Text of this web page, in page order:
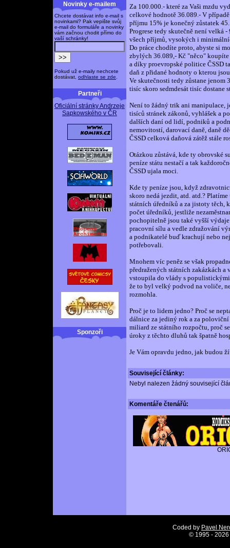
Novinky e-mailem
Chcete dostávat info e-mail s
novinkami? Pak vepište svůj
e-mail do formuláře a novinky
vám začnou chodit přímo do
vaší schránky!
Pokud už e-maily nechcete
dostávat, odhlaste se zde
Partneři
Oficiální stránky Andrzeje
Sapkowského v ČR
Sponzoři
Za 100.000.- které za Vaši mzdu
celkové hodnotě 36.089.- V
příjmu 15% je konečný zůstatek
Progrese tedy skutečně není velká
všech příjmů, vysokých i
Do práce chodíte proto, abyste si
zbylých 36.089,- Kč "něco"
a díky proevropské politice ČSSD
daň z přidané hodnoty o kterou
Ve skutečnosti tedy zůstane jenom
tisíc skoro sedmdesát tisíc dostane
Není to žádný trik ani manipulace,
tisíců stránek zákonů, vyhlášek a
dalších daní od lidí, podniků a
nemovitostí, darovací daně, daně
ČSSD celková daňová zátěž stále
Otázkou zůstává, kde ty obrovské
peníze státu nestačí a tak
ČSSD ujala moci.
Kde ty peníze jsou, když
skoro nedá jezdit, atd. atd.?
státních úředníků a za jistoty těch,
počet úředníků, jestliže
pochopitelně jsou také vyšší
pracovní sílu a vedle zdražování
a podnikatelé buď krachují nebo
potřebovali.
Mnohem víc peněz se však
předražených státních zakázkách
vstoupila do vlády s
že to byl velký podvod na voliče,
rozmohla.
Proč je to lidem jedno? Proč se
dálnice za jediný rok a za poloviční
miliard ze státního rozpočtu, proč
úroky z těchto dluhů tak špatně
Je Vám opravdu jedno, jak budou
Související články:
Nebyl nalezen žádný související
Komentáře čtenářů:
Coded by Pavel
© 1995 -